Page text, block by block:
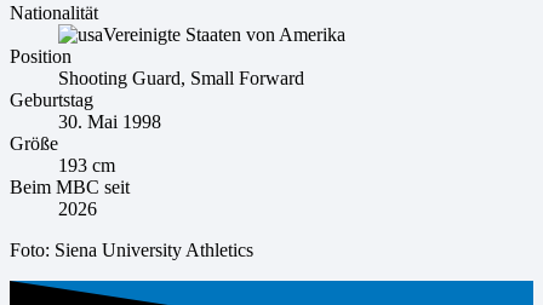
Nationalität
Vereinigte Staaten von Amerika
Position
Shooting Guard, Small Forward
Geburtstag
30. Mai 1998
Größe
193 cm
Beim MBC seit
2026
Foto: Siena University Athletics